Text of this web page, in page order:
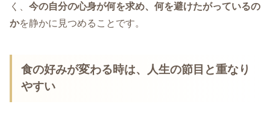
く、 今の自分の心身が何を求め、何を避けたがっているの
かを静かに見つめることです。
食の好みが変わる時は、人生の節目と重なり
やすい